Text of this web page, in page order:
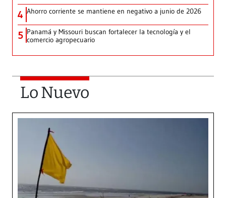
4 Ahorro corriente se mantiene en negativo a junio de 2026
5 Panamá y Missouri buscan fortalecer la tecnología y el
comercio agropecuario
Lo Nuevo